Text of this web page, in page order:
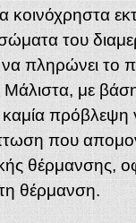
κοινόχρηστα
του
πληρώνει το
με
πρόβλεψη
που
θέρμανσης,
θέρμανση.